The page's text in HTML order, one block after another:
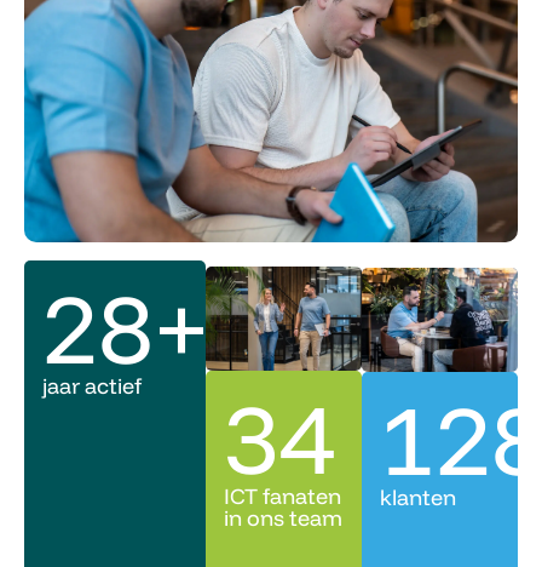
jaar actief
28+
ICT fanaten
in ons team
34 klanten